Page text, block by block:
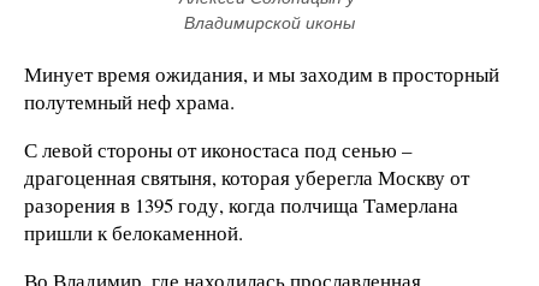
Владимирской иконы
Минует время ожидания, и мы заходим в просторный
полутемный неф храма.
С левой стороны от иконостаса под сенью –
драгоценная святыня, которая уберегла Москву от
разорения в 1395 году, когда полчища Тамерлана
пришли к белокаменной.
Во Владимир, где находилась прославленная